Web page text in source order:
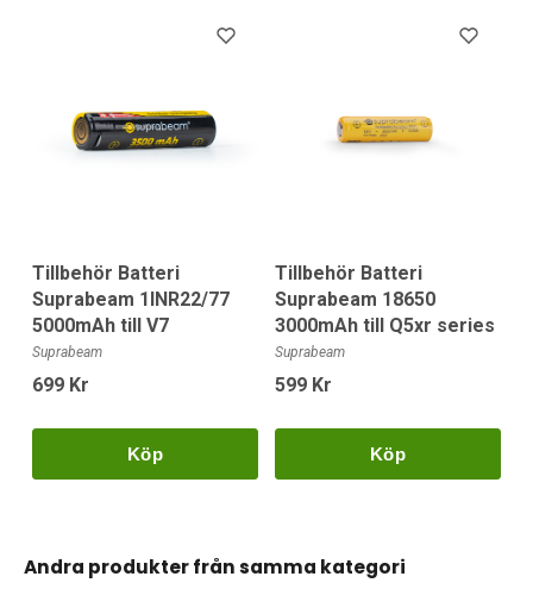
Tillbehör Batteri
Suprabeam 1INR22/77
5000mAh till V7
Suprabeam
699 Kr
Köp
Tillbehör Batteri
Suprabeam 18650
3000mAh till Q5xr series
Suprabeam
599 Kr
Köp
Andra produkter från samma kategori